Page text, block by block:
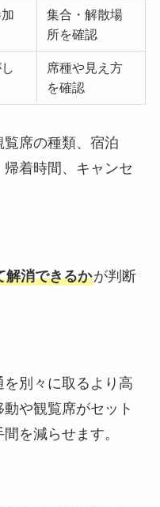
集合・解散場
所を確認
席種や見え方
を確認
席の種類、宿泊
着時間、キャンセ
解消できるかが判断
別々に取るより高
や観覧席がセット
を減らせます。